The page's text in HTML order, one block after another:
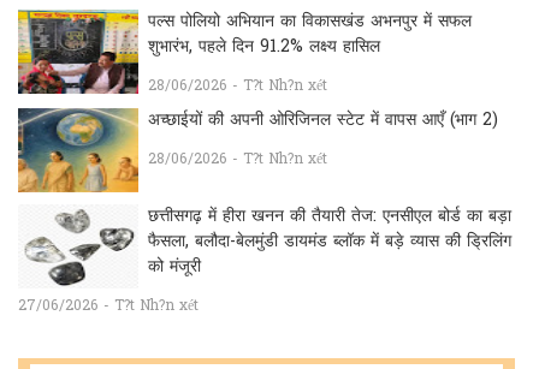
पल्स पोलियो अभियान का विकासखंड अभनपुर में सफल
शुभारंभ, पहले दिन 91.2% लक्ष्य हासिल
28/06/2026 - T?t Nh?n xét
अच्छाईयों की अपनी ओरिजिनल स्टेट में वापस आएँ (भाग 2)
28/06/2026 - T?t Nh?n xét
छत्तीसगढ़ में हीरा खनन की तैयारी तेज: एनसीएल बोर्ड का बड़ा
फैसला, बलौदा-बेलमुंडी डायमंड ब्लॉक में बड़े व्यास की ड्रिलिंग
को मंजूरी
27/06/2026 - T?t Nh?n xét